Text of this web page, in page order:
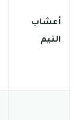
أعشاب
النيم